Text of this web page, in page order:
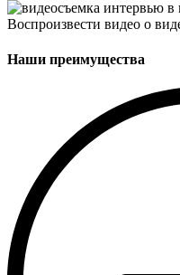
Воспроизвести видео о
Наши преимущества